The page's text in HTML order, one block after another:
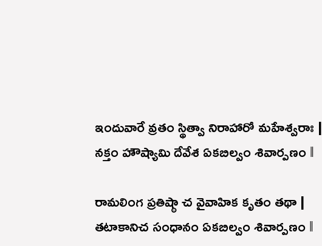
ఇందువారే వ్రతం స్థిత్వా నిరాహారో మహేశ్వరాః |
నక్తం హౌష్యామి దేవేశ ఏకబిల్వం శివార్పణం ‖
రామలింగ ప్రతిష్ఠా చ వైవాహిక కృతం తథా |
తటాకానిచ సంధానం ఏకబిల్వం శివార్పణం ‖